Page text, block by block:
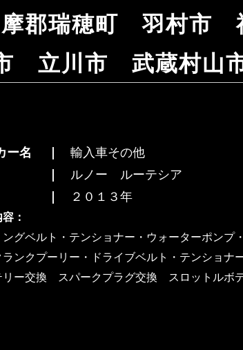
郡瑞穂町 羽村市
立川市 武蔵村山
ー名
輸入車その他
ルノー ルーテシア
２０１３年
：
ングベルト・テンショナー・ウォーターポンプ
ランクプーリー・ドライブベルト・テンショナ
リー交換 スパークプラグ交換 スロットルボ